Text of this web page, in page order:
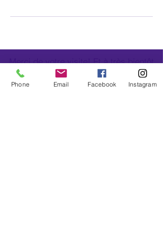
Merci de votre visite! Et à très bientôt
sur les tapis.
Phone Email Facebook Instagram